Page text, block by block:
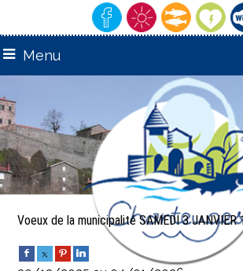
Menu
"Village
Voeux de la municipalité SAMEDI 3 JANVIER